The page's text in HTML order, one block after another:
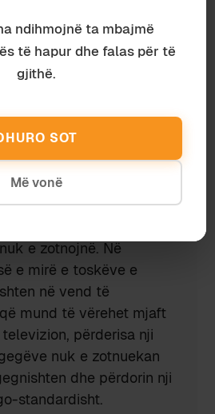
rruga edhe paskajores
me lidhë; e cila tani për
në sistemin e standardit
quo. Në Kosovëde
e diglosisë.
orvaten me e përdorë
e zotnojnë. Në
e mirë e toskëve e
në vend të
mund të vërehet mjaft
përderisa nji
nuk e zotnuekan
dhe përdorin nji
standardisht.
ndihmojnë ta mbajmë
të hapur dhe falas për të
gjithë.
SOT
Më vonë